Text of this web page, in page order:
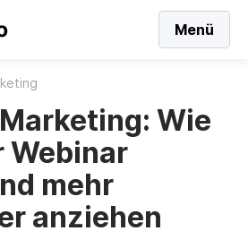
Menü
Wie
Webinar
mehr
anziehen